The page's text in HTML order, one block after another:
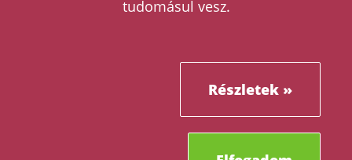
tudomásul vesz.
Részletek »